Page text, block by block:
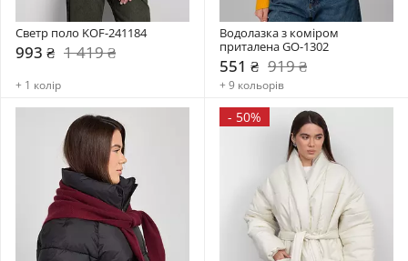
Светр поло KOF-241184
993 ₴ 1 419 ₴
+ 1 колір
Водолазка з коміром
приталена GO-1302
551 ₴ 919 ₴
+ 9 кольорів
- 50%